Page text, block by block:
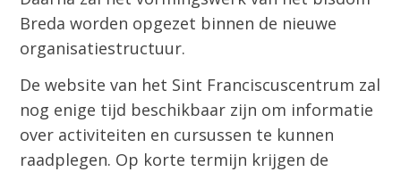
Breda worden opgezet binnen de nieuwe
organisatiestructuur.
De website van het Sint Franciscuscentrum zal
nog enige tijd beschikbaar zijn om informatie
over activiteiten en cursussen te kunnen
raadplegen. Op korte termijn krijgen de